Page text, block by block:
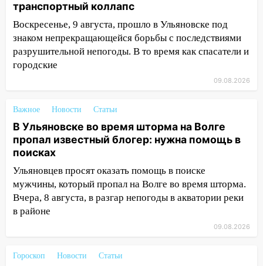
новых начинаний: гороскоп для всех
знаков зодиака на неделю с 10 по 16
августа
13:00 На проспекте Тюленева в
Ульяновске образовалось «море»
крупный град
12:11 Где есть бензин в Ульяновске 9
августа: список АЗС
11:55 Соцсети: светофор упал на
машину во время сильного ливня в
Ульяновске
11:00
В Ульяновской области люди в
СНТ сидят без света
недели в Ульяновской области
транспортный коллапс
Воскресенье, 9 августа, прошло в Ульяновске под
знаком непрекращающейся борьбы с последствиями
разрушительной непогоды. В то время как спасатели и
городские
09.08.2026
Важное Новости Статьи
В Ульяновске во время шторма на Волге
пропал известный блогер: нужна помощь в
поисках
Ульяновцев просят оказать помощь в поиске
мужчины, который пропал на Волге во время шторма.
Вчера, 8 августа, в разгар непогоды в акватории реки
в районе
09.08.2026
Гороскоп Новости Статьи